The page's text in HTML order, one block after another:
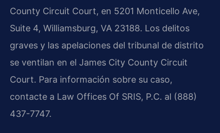
County Circuit Court, en 5201 Monticello Ave,
Suite 4, Williamsburg, VA 23188. Los delitos
graves y las apelaciones del tribunal de distrito
se ventilan en el James City County Circuit
Court. Para información sobre su caso,
contacte a Law Offices Of SRIS, P.C. al (888)
437-7747.